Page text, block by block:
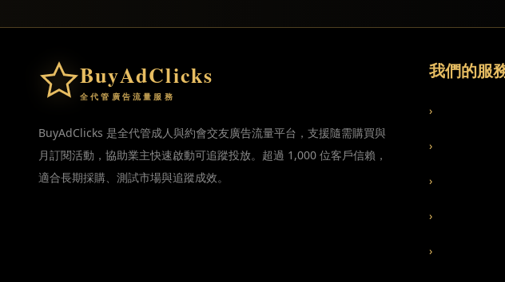
BuyAdClicks
全代管廣告流量服務
BuyAdClicks 是全代管成人與約會交友廣告流量平台，支援隨需購買與
月訂閱活動，協助業主快速啟動可追蹤投放。超過 1,000 位客戶信賴，
適合長期採購、測試市場與追蹤成效。
我們的服
›
›
›
›
›